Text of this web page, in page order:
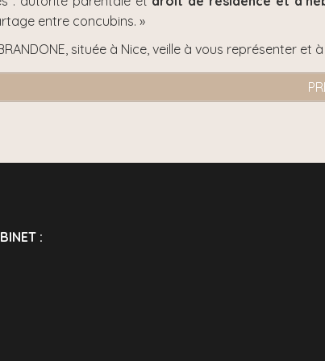
entre concubins. »
située à Nice, veille à vous représenter
: